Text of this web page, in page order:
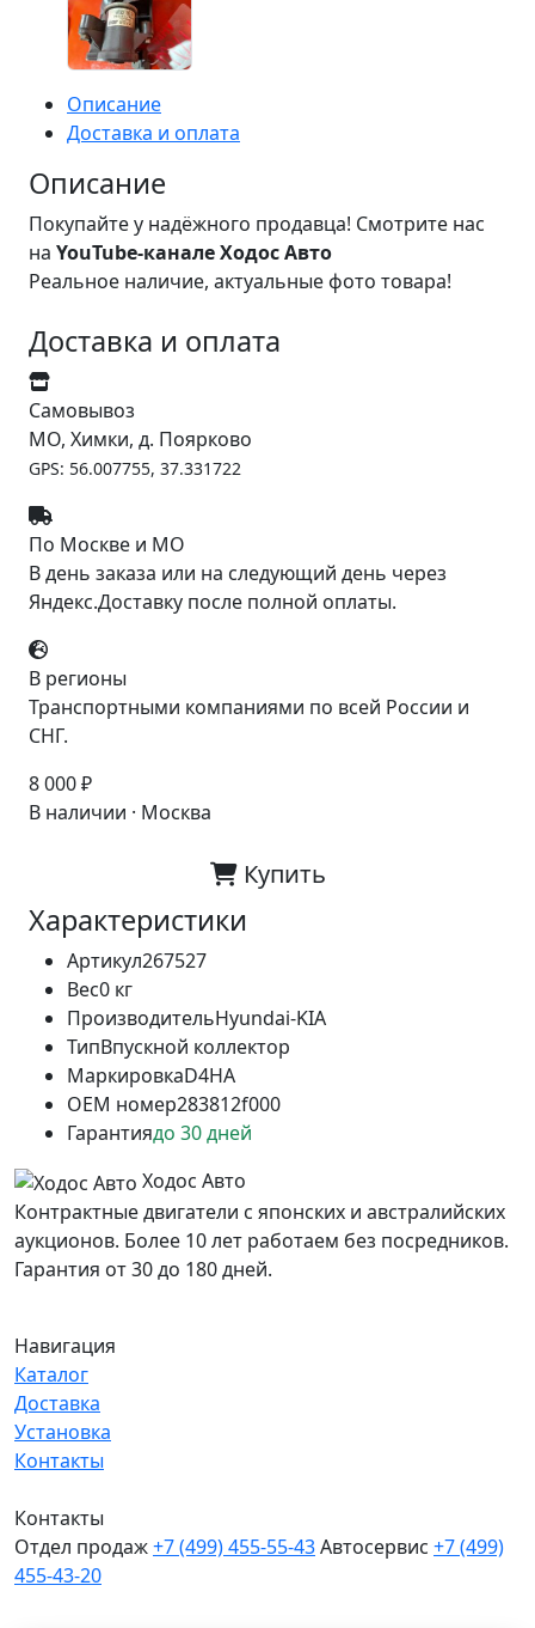
Описание
Доставка и оплата
Описание
Покупайте у надёжного продавца! Смотрите нас
на YouTube-канале Ходос Авто
Реальное наличие, актуальные фото товара!
Доставка и оплата
Самовывоз
МО, Химки, д. Поярково
GPS: 56.007755, 37.331722
По Москве и МО
В день заказа или на следующий день через
Яндекс.Доставку после полной оплаты.
В регионы
Транспортными компаниями по всей России и
СНГ.
8 000 ₽
В наличии · Москва
Купить
Характеристики
Артикул267527
Вес0 кг
ПроизводительHyundai-KIA
ТипВпускной коллектор
МаркировкаD4HA
OEM номер283812f000
Гарантиядо 30 дней
Ходос Авто
Контрактные двигатели с японских и австралийских
аукционов. Более 10 лет работаем без посредников.
Гарантия от 30 до 180 дней.
Навигация
Каталог
Доставка
Установка
Контакты
Контакты
Отдел продаж+7 (499) 455-55-43Автосервис +7 (499)
455-43-20